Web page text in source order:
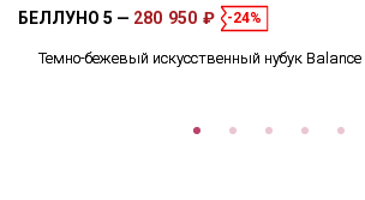
БЕЛЛУНО 5 280 950 ₽ -24%
Темно-бежевый искусственный нубук Balance